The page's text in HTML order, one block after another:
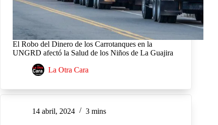
El Robo del Dinero de los Carrotanques en la
UNGRD afectó la Salud de los Niños de La Guajira
La Otra Cara
14 abril, 2024 3 mins